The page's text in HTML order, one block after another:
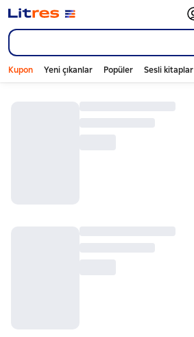
Kupon Yeni çıkanlar Popüler Sesli kitaplar